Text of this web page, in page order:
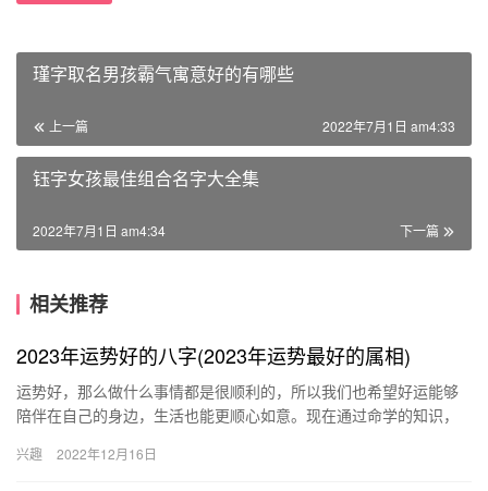
瑾字取名男孩霸气寓意好的有哪些
上一篇 2022年7月1日 am4:33
钰字女孩最佳组合名字大全集
下一篇
2022年7月1日 am4:34
相关推荐
2023年运势好的八字(2023年运势最好的属相)
运势好，那么做什么事情都是很顺利的，所以我们也希望好运能够
陪伴在自己的身边，生活也能更顺心如意。现在通过命学的知识，
很…
兴趣 2022年12月16日